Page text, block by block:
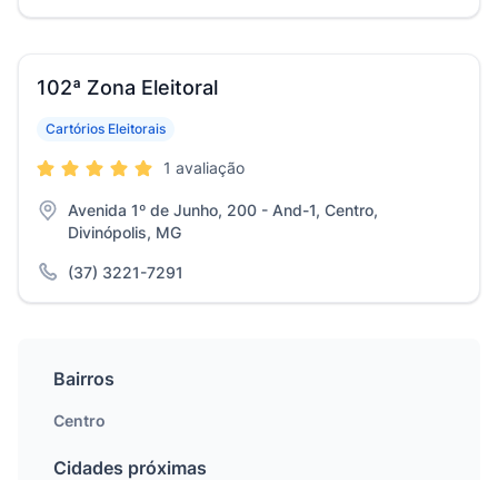
102ª Zona Eleitoral
Cartórios Eleitorais
1 avaliação
Avenida 1º de Junho, 200 - And-1, Centro,
Divinópolis, MG
(37) 3221-7291
Bairros
Centro
Cidades próximas